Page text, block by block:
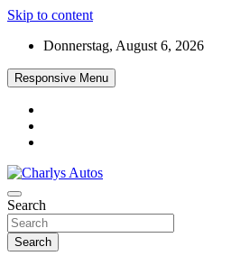
Skip to content
Donnerstag, August 6, 2026
Responsive Menu
Charlys Autos
Das neue Automagazin – global. regional.
Search
Search